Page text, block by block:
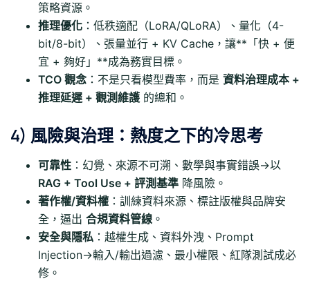
策略資源。
推理優化 ：低秩適配（LoRA/QLoRA）、量化（4-
bit/8-bit）、張量並行 + KV Cache，讓**「快 + 便
宜 + 夠好」**成為務實目標。
TCO 觀念 ：不是只看模型費率，而是 資料治理成本 +
推理延遲 + 觀測維護 的總和。
4) 風險與治理：熱度之下的冷思考
可靠性 ：幻覺、來源不可溯、數學與事實錯誤→以
RAG + Tool Use + 評測基準 降風險。
著作權/資料權 ：訓練資料來源、標註版權與品牌安
全，逼出 合規資料管線 。
安全與隱私 ：越權生成、資料外洩、Prompt
Injection→輸入/輸出過濾、最小權限、紅隊測試成必
修。